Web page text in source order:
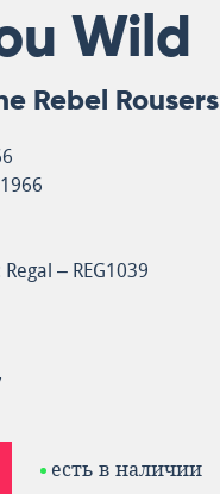
Wild
Rebel Rousers
– REG1039
есть в наличии